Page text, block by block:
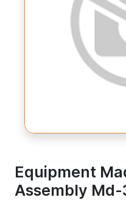
Equipment
Assembly Md-